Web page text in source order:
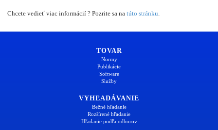
Chcete vedieť viac informácií ? Pozrite sa na túto stránku
TOVAR
Normy
Publikácie
Software
Služby
VYHĽADÁVANIE
Bežné hľadanie
Rozšírené hľadanie
Hľadanie podľa odborov